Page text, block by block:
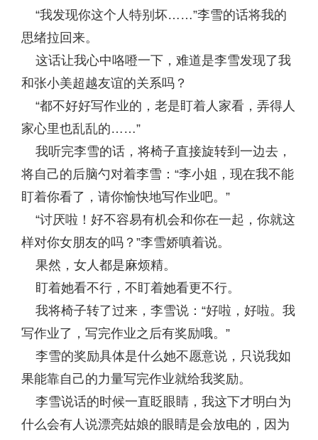
“我发现你这个人特别坏……”李雪的话将我的
思绪拉回来。
这话让我心中咯噔一下，难道是李雪发现了我
和张小美超越友谊的关系吗？
“都不好好写作业的，老是盯着人家看，弄得人
家心里也乱乱的……”
我听完李雪的话，将椅子直接旋转到一边去，
将自己的后脑勺对着李雪：“李小姐，现在我不能
盯着你看了，请你愉快地写作业吧。”
“讨厌啦！好不容易有机会和你在一起，你就这
样对你女朋友的吗？”李雪娇嗔着说。
果然，女人都是麻烦精。
盯着她看不行，不盯着她看更不行。
我将椅子转了过来，李雪说：“好啦，好啦。我
写作业了，写完作业之后有奖励哦。”
李雪的奖励具体是什么她不愿意说，只说我如
果能靠自己的力量写完作业就给我奖励。
李雪说话的时候一直眨眼睛，我这下才明白为
什么会有人说漂亮姑娘的眼睛是会放电的，因为